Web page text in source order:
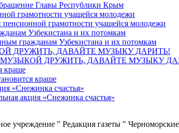
Главы Республики Крым
грамотности учащейся молодежи
гражданам Узбекистана и их потомкам
ДРУЖИТЬ, ДАВАЙТЕ МУЗЫКУ
краше
акция «Снежинка счастья»
учреждение " Редакция газеты "